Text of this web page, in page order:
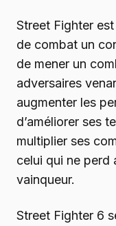
Street Fighter
de combat un
de mener un
adversaires
augmenter les
d’améliorer ses
multiplier ses
celui qui ne perd
vainqueur.
Street Fighter 6